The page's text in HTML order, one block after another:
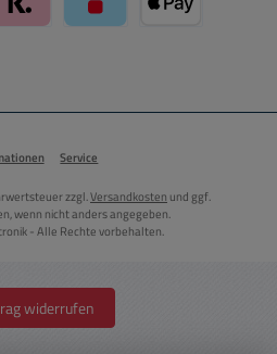
Service
zzgl.Versandkosten und ggf.
wenn nicht anders angegeben.
- Alle Rechte vorbehalten.
widerrufen